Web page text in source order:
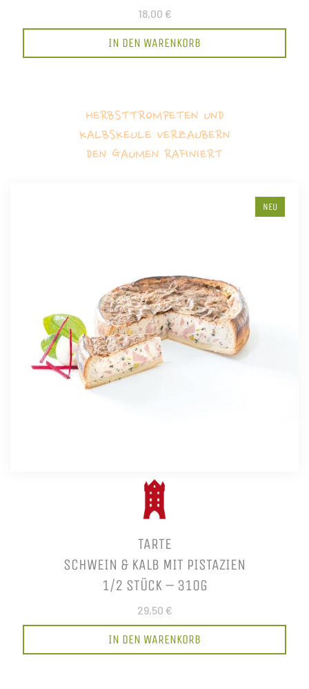
18,00 €
IN DEN WARENKORB
HERBSTTROMPETEN UND
KALBSKEULE VERZAUBERN
DEN GAUMEN RAFINIERT
NEU
TARTE
SCHWEIN & KALB MIT PISTAZIEN
1/2 STÜCK – 310G
29,50 €
IN DEN WARENKORB